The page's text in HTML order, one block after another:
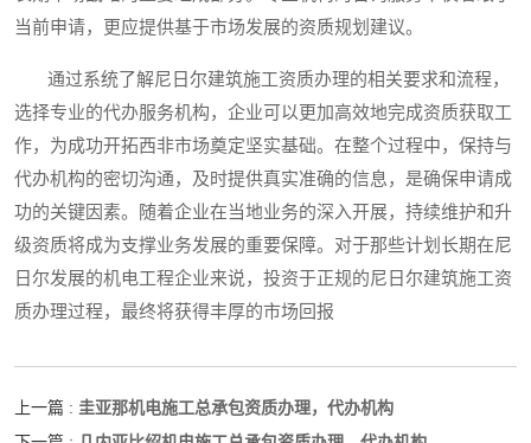
当前申请，更应提供基于市场发展的资质规划建议。
通过系统了解尼日尔建筑施工资质办理的相关要求和流程，
选择专业的代办服务机构，企业可以更加高效地完成资质获取工
作，为成功开拓西非市场奠定坚实基础。在整个过程中，保持与
代办机构的密切沟通，及时提供真实准确的信息，是确保申请成
功的关键因素。随着企业在当地业务的深入开展，持续维护和升
级资质将成为支撑业务发展的重要保障。对于那些计划长期在尼
日尔发展的机电工程企业来说，投资于正规的尼日尔建筑施工资
质办理过程，最终将获得丰厚的市场回报
上一篇 : 圭亚那机电施工总承包资质办理，代办机构